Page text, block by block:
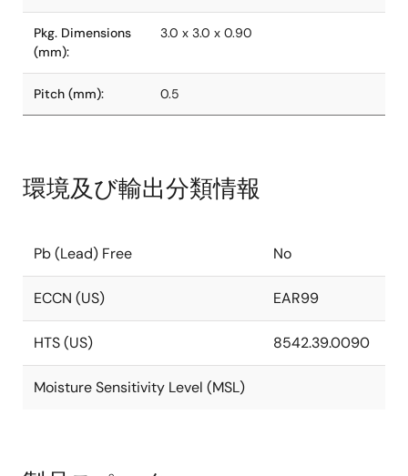
Pkg. Dimensions
(mm):
3.0 x 3.0 x 0.90
Pitch (mm): 0.5
環境及び輸出分類情報
Pb (Lead) Free No
ECCN (US) EAR99
HTS (US) 8542.39.0090
Moisture Sensitivity Level (MSL)